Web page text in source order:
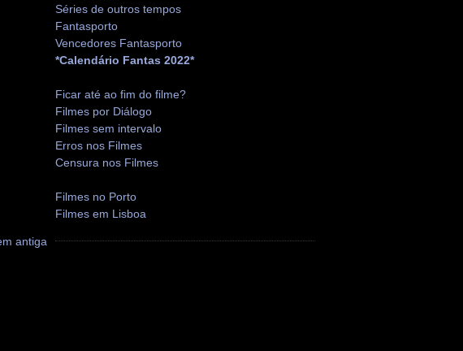
antiga
Séries de outros tempos
Fantasporto
Vencedores Fantasporto
*Calendário Fantas 2022*
Ficar até ao fim do filme?
Filmes por Diálogo
Filmes sem intervalo
Erros nos Filmes
Censura nos Filmes
Filmes no Porto
Filmes em Lisboa